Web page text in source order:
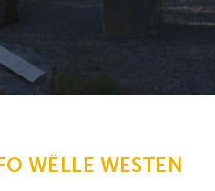
WËLLE WESTEN